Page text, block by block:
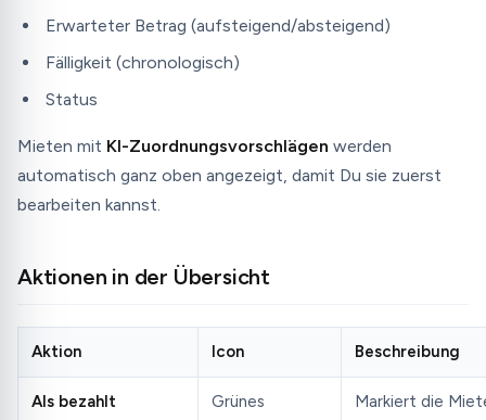
Erwarteter Betrag (aufsteigend/absteigend)
Fälligkeit (chronologisch)
Status
Mieten mit KI-Zuordnungsvorschlägen werden
automatisch ganz oben angezeigt, damit Du sie zuerst
bearbeiten kannst.
Aktionen in der Übersicht
Aktion Icon Beschreibung
Als bezahlt
Grünes
Markiert die